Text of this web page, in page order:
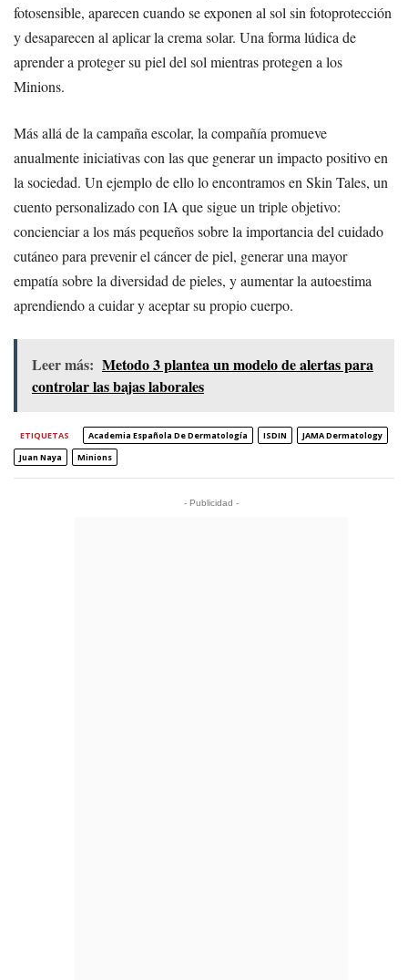
fotosensible, aparecen cuando se exponen al sol sin fotoprotección
y desaparecen al aplicar la crema solar. Una forma lúdica de
aprender a proteger su piel del sol mientras protegen a los
Minions.
Más allá de la campaña escolar, la compañía promueve
anualmente iniciativas con las que generar un impacto positivo en
la sociedad. Un ejemplo de ello lo encontramos en Skin Tales, un
cuento personalizado con IA que sigue un triple objetivo:
concienciar a los más pequeños sobre la importancia del cuidado
cutáneo para prevenir el cáncer de piel, generar una mayor
empatía sobre la diversidad de pieles, y aumentar la autoestima
aprendiendo a cuidar y aceptar su propio cuerpo.
Leer más: Metodo 3 plantea un modelo de alertas para
controlar las bajas laborales
ETIQUETAS Academia Española De Dermatología ISDIN
JAMA Dermatology
Juan Naya
Minions
- Publicidad -